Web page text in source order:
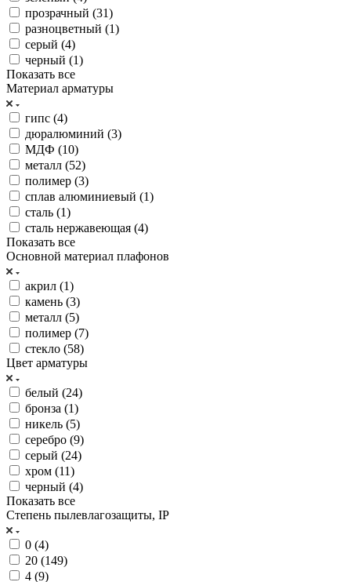
прозрачный (31)
разноцветный (1)
серый (4)
черный (1)
Показать все
Материал арматуры
гипс (4)
дюралюминий (3)
МДФ (10)
металл (52)
полимер (3)
сплав алюминиевый (1)
сталь (1)
сталь нержавеющая (4)
Показать все
Основной материал плафонов
акрил (1)
камень (3)
металл (5)
полимер (7)
стекло (58)
Цвет арматуры
белый (24)
бронза (1)
никель (5)
серебро (9)
серый (24)
хром (11)
черный (4)
Показать все
Степень пылевлагозащиты, IP
0 (4)
20 (149)
4 (9)